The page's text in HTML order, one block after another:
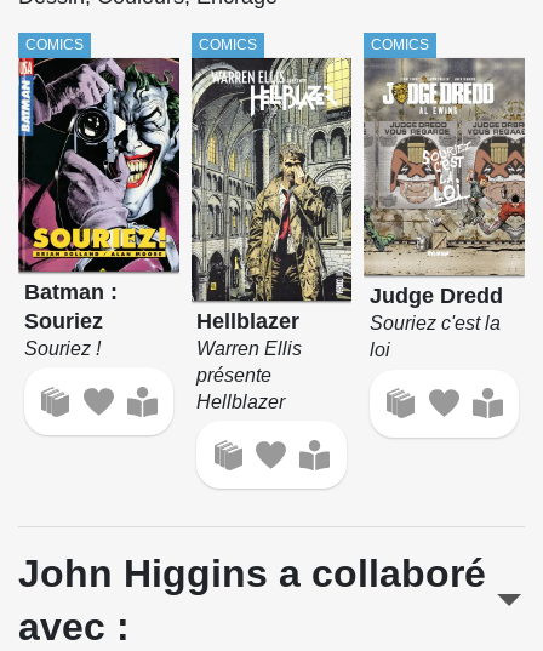
COMICS
Batman :
Souriez
Souriez !
COMICS
Hellblazer
Warren Ellis
présente
Hellblazer
COMICS
Judge Dredd
Souriez c'est la
loi
John Higgins a collaboré
avec :